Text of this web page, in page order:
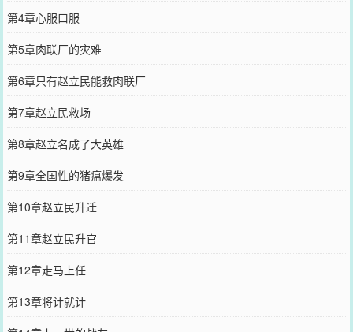
第4章心服口服
第5章肉联厂的灾难
第6章只有赵立民能救肉联厂
第7章赵立民救场
第8章赵立名成了大英雄
第9章全国性的猪瘟爆发
第10章赵立民升迁
第11章赵立民升官
第12章走马上任
第13章将计就计